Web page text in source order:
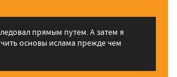
прямым путем. А затем я
основы ислама прежде чем